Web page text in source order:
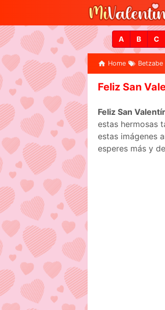
A B C
Home Betzabe
Feliz San
Feliz San
estas hermosas
estas imágenes
esperes más y